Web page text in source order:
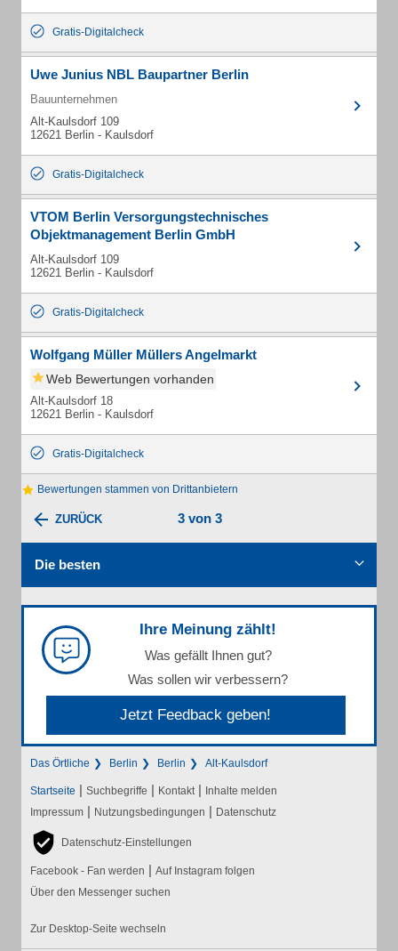
Gratis-Digitalcheck
Uwe Junius NBL Baupartner Berlin
Bauunternehmen
Alt-Kaulsdorf 109
12621 Berlin - Kaulsdorf
Gratis-Digitalcheck
VTOM Berlin Versorgungstechnisches
Objektmanagement Berlin GmbH
Alt-Kaulsdorf 109
12621 Berlin - Kaulsdorf
Gratis-Digitalcheck
Wolfgang Müller Müllers Angelmarkt
Web Bewertungen vorhanden
Alt-Kaulsdorf 18
12621 Berlin - Kaulsdorf
Gratis-Digitalcheck
Bewertungen stammen von Drittanbietern
ZURÜCK 3 von 3
Die besten
Ihre Meinung zählt!
Was gefällt Ihnen gut?
Was sollen wir verbessern?
Jetzt Feedback geben!
Das Örtliche Berlin Berlin Alt-Kaulsdorf
Startseite | Suchbegriffe | Kontakt | Inhalte melden
Impressum | Nutzungsbedingungen | Datenschutz
Datenschutz-Einstellungen
Facebook - Fan werden | Auf Instagram folgen
Über den Messenger suchen
Zur Desktop-Seite wechseln